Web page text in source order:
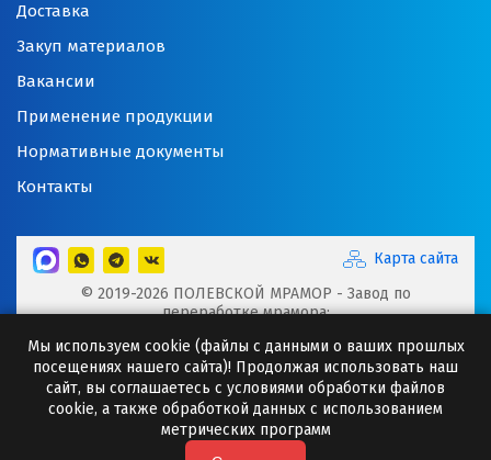
Доставка
Закуп материалов
Вакансии
Применение продукции
Нормативные документы
Контакты
Карта сайта
© 2019-2026 ПОЛЕВСКОЙ МРАМОР - Завод по
переработке мрамора:
Минеральные порошки, Добавки для буровых растворов
Сайт носит исключительно информационный характер и
ни при каких случаях информация не может являться
публичной офертой.
Любое копирование информации с сайта разрешено
Мы используем cookie (файлы с данными о ваших прошлых
посещениях нашего сайта)! Продолжая использовать наш
сайт, вы соглашаетесь с условиями обработки файлов
cookie, а также обработкой данных с использованием
метрических программ